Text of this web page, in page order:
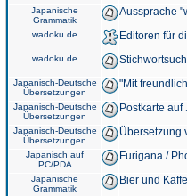
Japanische
Grammatik
Aussprache
wadoku.de Editoren für
wadoku.de
Japanisch-Deutsche
Übersetzungen
"Mit
Japanisch-Deutsche
Übersetzungen
Postkarte
Japanisch-Deutsche
Übersetzungen
Übersetzung
Japanisch auf
PC/PDA
Furigana /
Japanische
Grammatik
Bier und